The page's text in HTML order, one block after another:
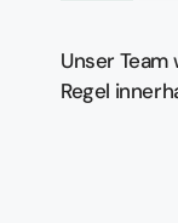
Unser
Regel